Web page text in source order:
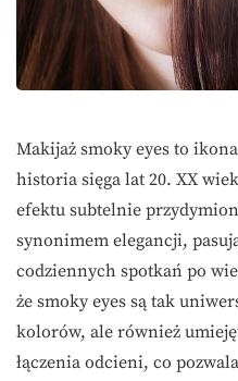
Makijaż smoky eyes to
historia sięga lat 20. XX
efektu subtelnie
synonimem elegancji,
codziennych spotkań po
że smoky eyes są tak
kolorów, ale również
łączenia odcieni, co